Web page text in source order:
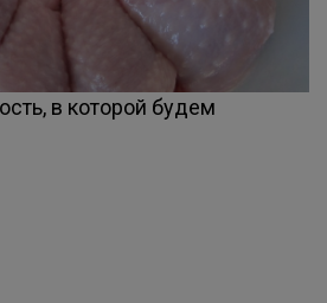
в которой будем